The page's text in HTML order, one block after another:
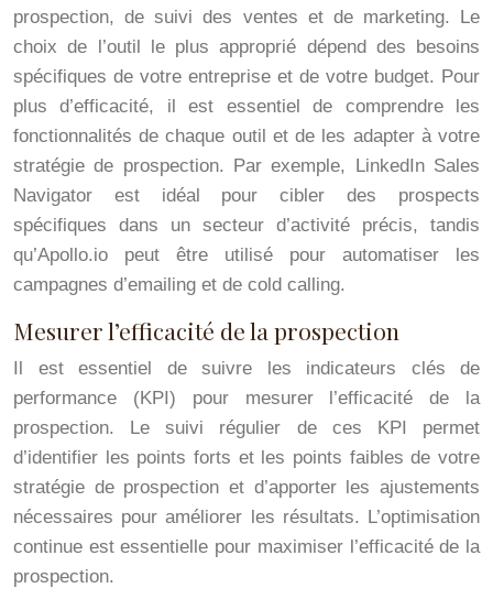
prospection, de suivi des ventes et de marketing. Le
choix de l’outil le plus approprié dépend des besoins
spécifiques de votre entreprise et de votre budget. Pour
plus d’efficacité, il est essentiel de comprendre les
fonctionnalités de chaque outil et de les adapter à votre
stratégie de prospection. Par exemple, LinkedIn Sales
Navigator est idéal pour cibler des prospects
spécifiques dans un secteur d’activité précis, tandis
qu’Apollo.io peut être utilisé pour automatiser les
campagnes d’emailing et de cold calling.
Mesurer l’efficacité de la prospection
Il est essentiel de suivre les indicateurs clés de
performance (KPI) pour mesurer l’efficacité de la
prospection. Le suivi régulier de ces KPI permet
d’identifier les points forts et les points faibles de votre
stratégie de prospection et d’apporter les ajustements
nécessaires pour améliorer les résultats. L’optimisation
continue est essentielle pour maximiser l’efficacité de la
prospection.